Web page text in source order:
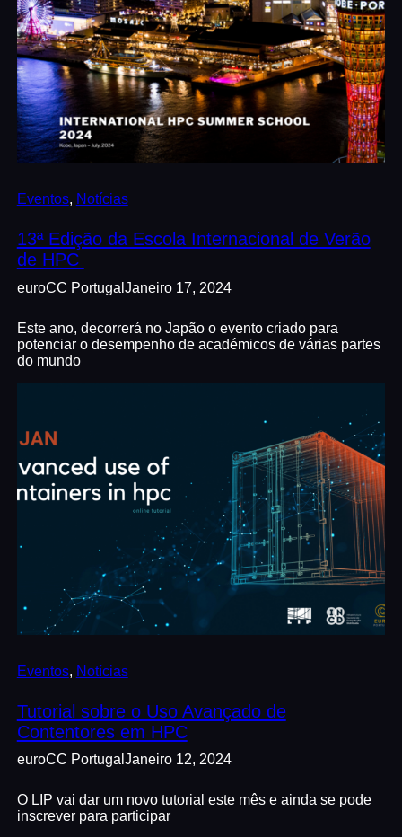
Eventos, Notícias
13ª Edição da Escola Internacional de Verão
de HPC
euroCC Portugal Janeiro 17, 2024
Este ano, decorrerá no Japão o evento criado para
potenciar o desempenho de académicos de várias partes
do mundo
Eventos, Notícias
Tutorial sobre o Uso Avançado de
Contentores em HPC
euroCC Portugal Janeiro 12, 2024
O LIP vai dar um novo tutorial este mês e ainda se pode
inscrever para participar